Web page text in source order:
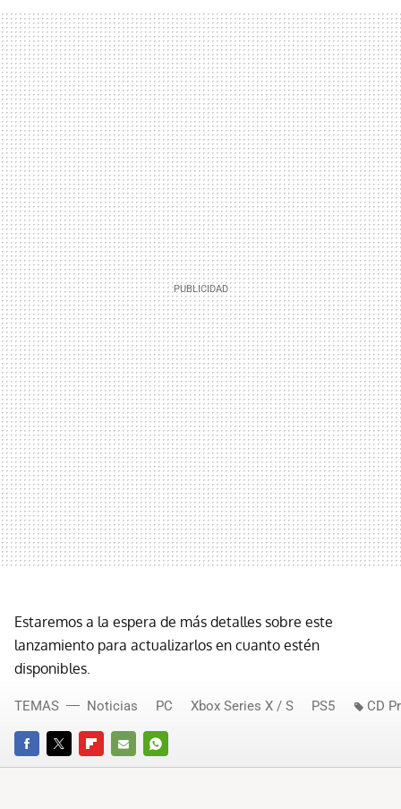
Estaremos a la espera de más detalles sobre este
lanzamiento para actualizarlos en cuanto estén
disponibles.
FACEBOOKTWITTERFLIPBOARD
E-
WHATSAPP
TEMAS Noticias PC Xbox Series X / S PS5 CD